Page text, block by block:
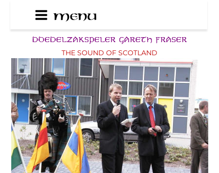
THE SOUND OF SCOTLAND